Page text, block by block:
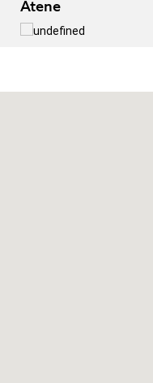
Atene